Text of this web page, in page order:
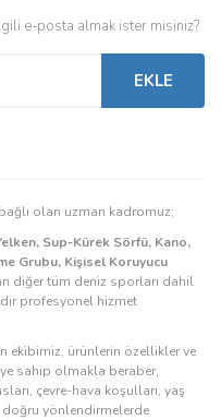
e-posta almak ister misiniz?
EKLE
olan uzman kadromuz;
Sup-Kürek Sörfü, Kano,
Grubu, Kişisel Koruyucu
diğer tüm deniz sporları dahil
profesyonel hizmet
ekibimiz, ürünlerin özellikler ve
sahip olmakla beraber,
çevre-hava koşulları, yaş
doğru yönlendirmelerde